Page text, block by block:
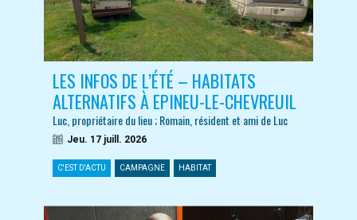
LES INFOS DE L’ÉTÉ – HABITATS
ALTERNATIFS À EPINEU-LE-CHEVREUIL
Luc, propriétaire du lieu ; Romain, résident et ami de Luc
Jeu. 17 juill. 2026
C'EST D'ACTU CAMPAGNE HABITAT